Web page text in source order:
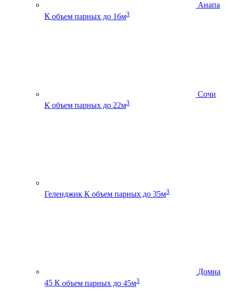
Анапа
К объем парных до 16м3
Сочи
К объем парных до 22м3
Геленджик К объем парных до 35м3
Домна
45 К объем парных до 45м3